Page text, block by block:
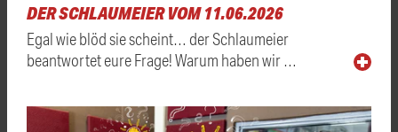
DER SCHLAUMEIER VOM 11.06.2026
Egal wie blöd sie scheint… der Schlaumeier
beantwortet eure Frage! Warum haben wir …